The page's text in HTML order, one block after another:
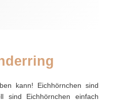
kann! Eichhörnchen sind
Eichhörnchen einfach